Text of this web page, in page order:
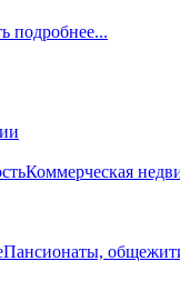
подробнее...
Коммерческая
Пансионаты,